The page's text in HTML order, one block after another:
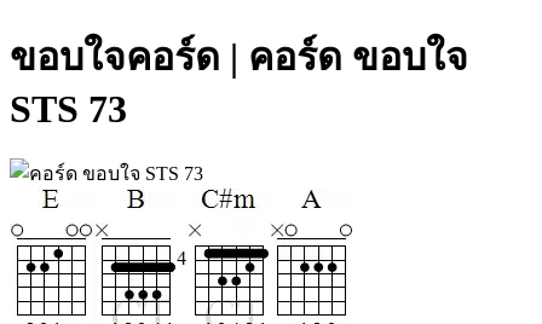
ขอบใจคอร์ด | คอร์ด ขอบใจ
STS 73